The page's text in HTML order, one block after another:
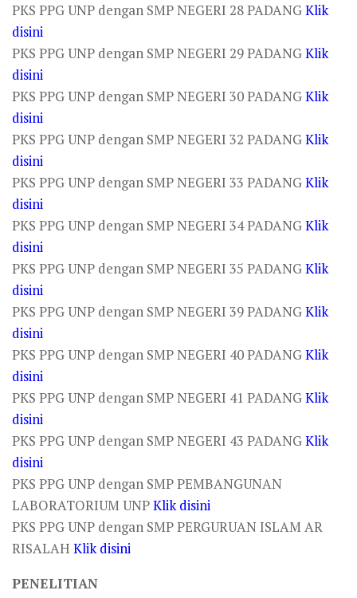
PKS PPG UNP dengan SMP NEGERI 28 PADANGKlik
disini
PKS PPG UNP dengan SMP NEGERI 29 PADANGKlik
disini
PKS PPG UNP dengan SMP NEGERI 30 PADANGKlik
disini
PKS PPG UNP dengan SMP NEGERI 32 PADANGKlik
disini
PKS PPG UNP dengan SMP NEGERI 33 PADANGKlik
disini
PKS PPG UNP dengan SMP NEGERI 34 PADANGKlik
disini
PKS PPG UNP dengan SMP NEGERI 35 PADANGKlik
disini
PKS PPG UNP dengan SMP NEGERI 39 PADANGKlik
disini
PKS PPG UNP dengan SMP NEGERI 40 PADANGKlik
disini
PKS PPG UNP dengan SMP NEGERI 41 PADANGKlik
disini
PKS PPG UNP dengan SMP NEGERI 43 PADANGKlik
disini
PKS PPG UNP dengan SMP PEMBANGUNAN
LABORATORIUM UNPKlik disini
PKS PPG UNP dengan SMP PERGURUAN ISLAM AR
RISALAH Klik disini
PENELITIAN